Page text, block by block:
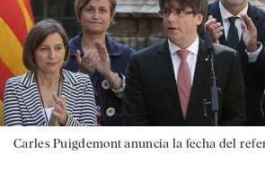
Carles Puigdemont anuncia la fecha del